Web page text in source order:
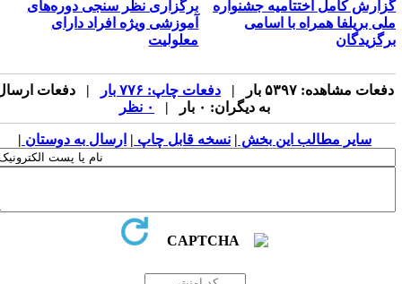
کامل اختتامیه جشنواره
بریلفا همراه با اسامی
​برگزاری نظر سنجی دوره‌های
آموزشی ویژه افراد دارای
معلولیت
مشاهده: ۵۳۹۷ بار | دفعات چاپ: ۷۷۶ بار
| دفعات ارسال
به دیگران: ۰ بار |
سایر مطالب این بخش | نسخه قابل چاپ| ارسال به دوستان|